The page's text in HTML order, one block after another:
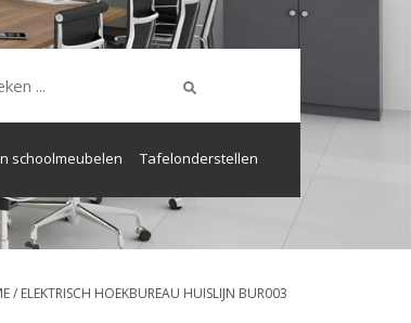
schoolmeubelen Tafelonderstellen
/ ELEKTRISCH HOEKBUREAU HUISLIJN BUR003